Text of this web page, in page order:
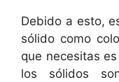
Debido a esto,
sólido como
que necesitas
los sólidos